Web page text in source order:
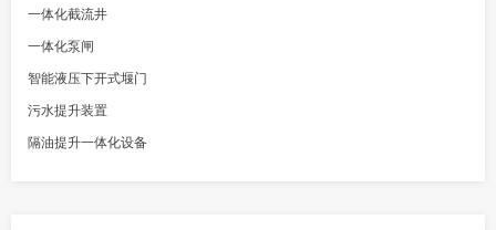
一体化截流井
一体化泵闸
智能液压下开式堰门
污水提升装置
隔油提升一体化设备